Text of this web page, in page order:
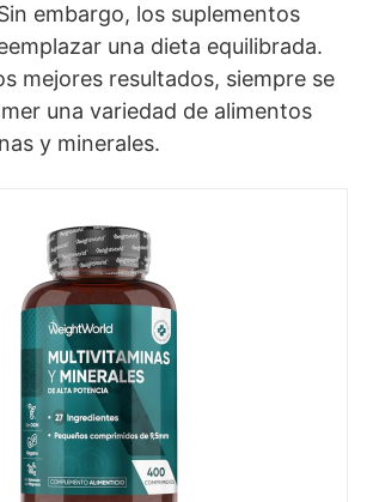
embargo, los suplementos
una dieta equilibrada.
mejores resultados, siempre se
una variedad de alimentos
y minerales.